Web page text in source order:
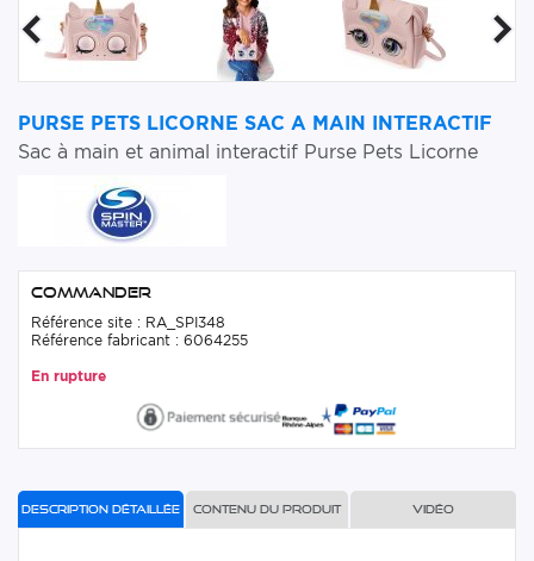
PURSE PETS LICORNE SAC A MAIN INTERACTIF
Sac à main et animal interactif Purse Pets Licorne
Commander
Référence site : RA_SPI348
Référence fabricant : 6064255
En rupture
Description détaillée Contenu du produit Vidéo